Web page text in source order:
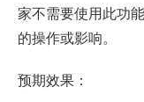
家不需要使用此功
的操作或影响。
预期效果：